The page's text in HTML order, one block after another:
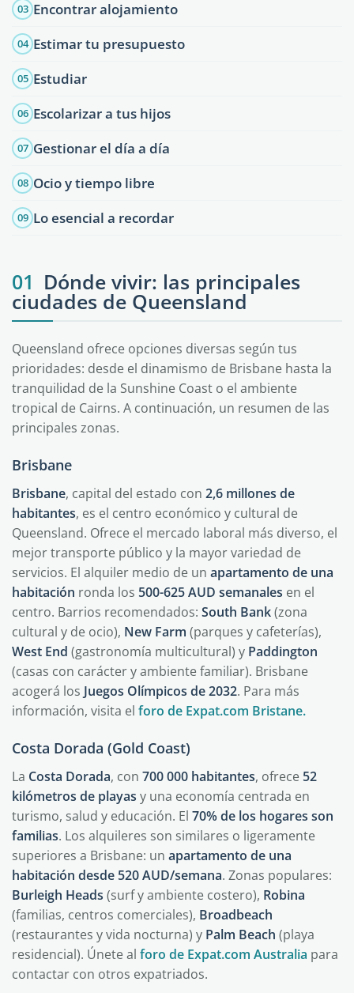
03 Encontrar alojamiento
04 Estimar tu presupuesto
05 Estudiar
06 Escolarizar a tus hijos
07 Gestionar el día a día
08 Ocio y tiempo libre
09 Lo esencial a recordar
01 Dónde vivir: las principales
ciudades de Queensland
Queensland ofrece opciones diversas según tus
prioridades: desde el dinamismo de Brisbane hasta la
tranquilidad de la Sunshine Coast o el ambiente
tropical de Cairns. A continuación, un resumen de las
principales zonas.
Brisbane
Brisbane, capital del estado con 2,6 millones de
habitantes, es el centro económico y cultural de
Queensland. Ofrece el mercado laboral más diverso, el
mejor transporte público y la mayor variedad de
servicios. El alquiler medio de un apartamento de una
habitación ronda los 500-625 AUD semanales en el
centro. Barrios recomendados: South Bank(zona
cultural y de ocio), New Farm (parques y cafeterías),
West End (gastronomía multicultural) y Paddington
(casas con carácter y ambiente familiar). Brisbane
acogerá los Juegos Olímpicos de 2032. Para más
información, visita el foro de Expat.com Bristane.
Costa Dorada (Gold Coast)
La Costa Dorada, con 700 000 habitantes, ofrece 52
kilómetros de playas y una economía centrada en
turismo, salud y educación. El 70% de los hogares son
familias. Los alquileres son similares o ligeramente
superiores a Brisbane: un apartamento de una
habitación desde 520 AUD/semana. Zonas populares:
Burleigh Heads (surf y ambiente costero), Robina
(familias, centros comerciales), Broadbeach
(restaurantes y vida nocturna) y Palm Beach (playa
residencial). Únete al foro de Expat.com Australia para
contactar con otros expatriados.